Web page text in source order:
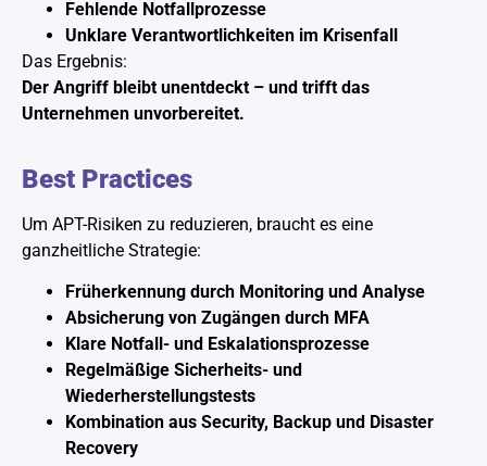
Fehlende Notfallprozesse
Unklare Verantwortlichkeiten im Krisenfall
Das Ergebnis:
Der Angriff bleibt unentdeckt – und trifft das
Unternehmen unvorbereitet.
Best Practices
Um APT-Risiken zu reduzieren, braucht es eine
ganzheitliche Strategie:
Früherkennung durch Monitoring und Analyse
Absicherung von Zugängen durch MFA
Klare Notfall- und Eskalationsprozesse
Regelmäßige Sicherheits- und
Wiederherstellungstests
Kombination aus Security, Backup und Disaster
Recovery